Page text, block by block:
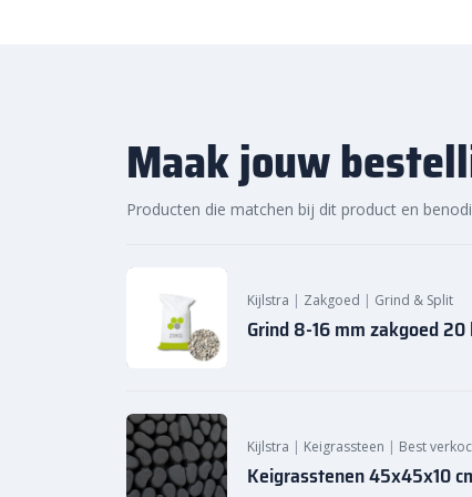
Maak jouw
Producten die matchen bij dit product en
Kijlstra | Zakgoed | Grind & Split
Grind 8-16 mm zakgoed 20
Kijlstra | Keigrassteen | Best
Keigrasstenen 45x45x10